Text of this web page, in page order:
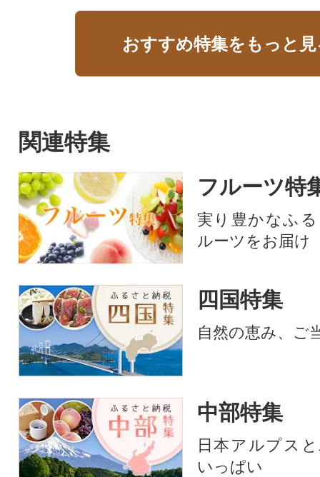
おすすめ特集をもっと
関連特集
フルーツ特
実り豊かなふ
ルーツをお届け
四国特集
自然の恵み、ご
中部特集
日本アルプス
いっぱい